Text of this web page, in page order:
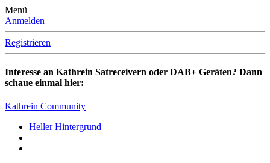
Menü
Anmelden
Registrieren
Interesse an Kathrein Satreceivern oder DAB+ Geräten? Dann
schaue einmal hier:
Kathrein Community
Heller Hintergrund